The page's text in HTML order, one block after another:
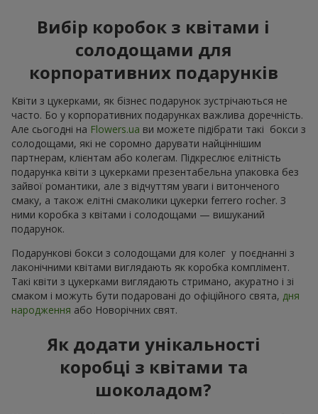
Вибір коробок з квітами і
солодощами для
корпоративних подарунків
Квіти з цукерками, як бізнес подарунок зустрічаються не
часто. Бо у корпоративних подарунках важлива доречність.
Але сьогодні на Flowers.ua ви можете підібрати такі бокси з
солодощами, які не соромно дарувати найціннішим
партнерам, клієнтам або колегам. Підкреслює елітність
подарунка квіти з цукерками презентабельна упаковка без
зайвої романтики, але з відчуттям уваги і витонченого
смаку, а також елітні смаколики цукерки ferrero rocher. З
ними коробка з квітами і солодощами — вишуканий
подарунок.
Подарункові бокси з солодощами для колег у поєднанні з
лаконічними квітами виглядають як коробка комплімент.
Такі квіти з цукерками виглядають стримано, акуратно і зі
смаком і можуть бути подаровані до офіційного свята, дня
народження або Новорічних свят.
Як додати унікальності
коробці з квітами та
шоколадом?